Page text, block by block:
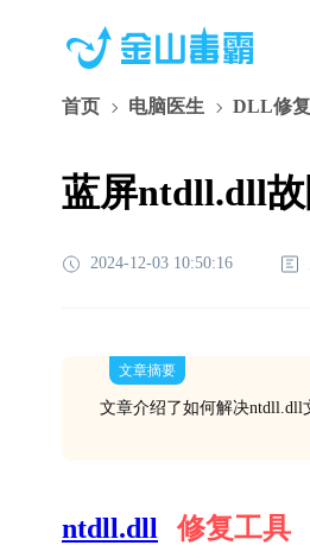
首页 电脑医生 DLL修复
蓝屏ntdll.dll
2024-12-03 10:50:16
文章摘要
文章介绍了如何解决ntdll.dll
ntdll.dll 修复工具